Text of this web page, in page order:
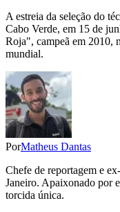
A estreia da seleção do
Cabo Verde, em 15 de
Roja", campeã em 2010,
mundial.
PorMatheus Dantas
Chefe de reportagem e
Janeiro. Apaixonado por
torcida única.